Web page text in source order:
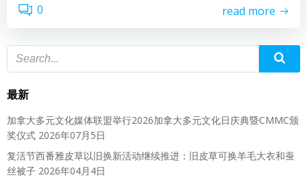
0 read more
最新
加拿大多元文化媒体联盟举行2026加拿大多元文化日庆典暨CMMC颁
奖仪式 2026年07月5日
复活节西番雅皮草以旧换新活动继续推进：旧皮草可换羊毛大衣和蚕
丝被子 2026年04月4日